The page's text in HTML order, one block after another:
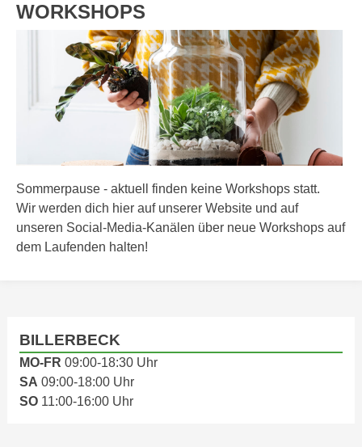
WORKSHOPS
Sommerpause - aktuell finden keine Workshops statt.
Wir werden dich hier auf unserer Website und auf
unseren Social-Media-Kanälen über neue Workshops auf
dem Laufenden halten!
BILLERBECK
MO-FR 09:00-18:30 Uhr
SA 09:00-18:00 Uhr
SO11:00-16:00 Uhr